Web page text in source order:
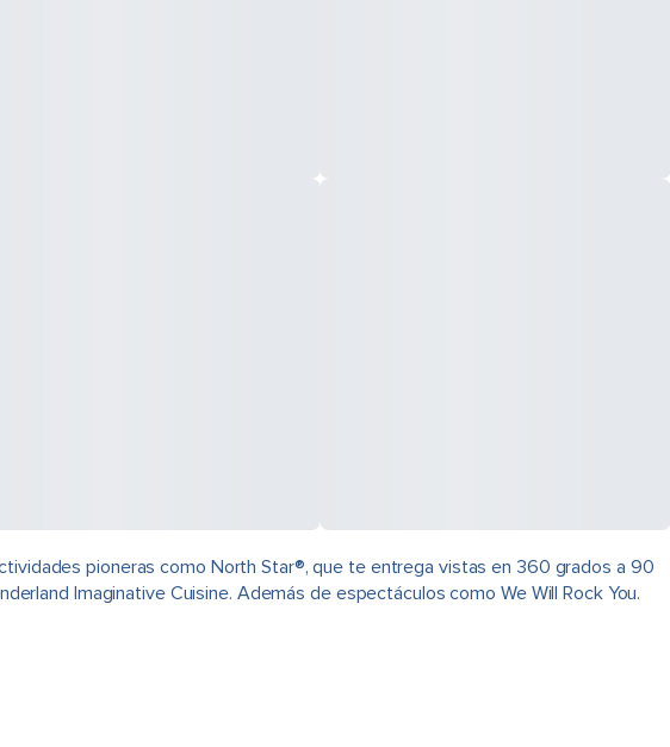
pioneras como North Star®, que te entrega vistas en 360 grados a 90
Imaginative Cuisine. Además de espectáculos como We Will Rock You.